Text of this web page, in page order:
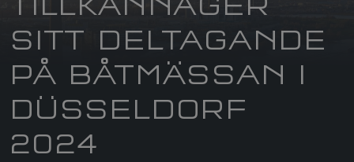
SITT DELTAGANDE
PÅ BÅTMÄSSAN I
DÜSSELDORF
2024